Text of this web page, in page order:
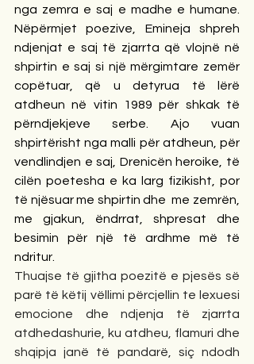
nga zemra e saj e madhe e humane.
Nëpërmjet poezive, Emineja shpreh
ndjenjat e saj të zjarrta që vlojnë në
shpirtin e saj si një mërgimtare zemër
copëtuar, që u detyrua të lërë
atdheun në vitin 1989 për shkak të
përndjekjeve serbe. Ajo vuan
shpirtërisht nga malli për atdheun, për
vendlindjen e saj, Drenicën heroike, të
cilën poetesha e ka larg fizikisht, por
të njësuar me shpirtin dhe  me zemrën,
me gjakun, ëndrrat, shpresat dhe
besimin për një të ardhme më të
ndritur.
Thuajse të gjitha poezitë e pjesës së
parë të këtij vëllimi përcjellin te lexuesi
emocione dhe ndjenja të zjarrta
atdhedashurie, ku atdheu, flamuri dhe
shqipja janë të pandarë, siç ndodh